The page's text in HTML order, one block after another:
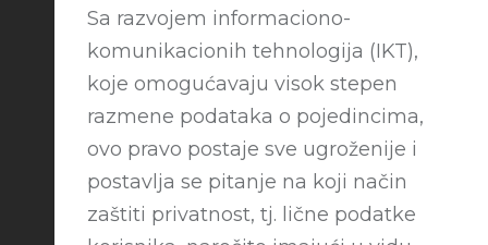
Sa razvojem informaciono-
komunikacionih tehnologija (IKT),
koje omogućavaju visok stepen
razmene podataka o pojedincima,
ovo pravo postaje sve ugroženije i
postavlja se pitanje na koji način
zaštiti privatnost, tj. lične podatke